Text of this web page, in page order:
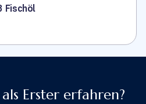
Fischöl
Erster erfahren?